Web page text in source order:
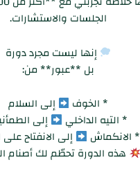
الجلسات والاستشارات.
إنها ليست مجرد دورة
بل **عبور** من:
* الخوف
إلى السلام
* التيه الداخلي
إلى
* الانكماش
إلى الانفتاح على
هذه الدورة تحطّم لك أصنام